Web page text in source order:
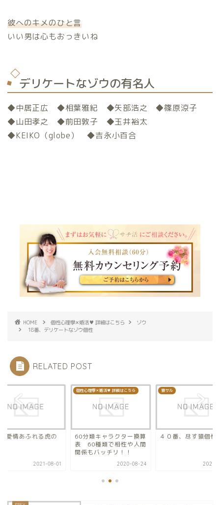
彼へのキメのひと言
いい男は心もおっきいね
デリケートなゾウの有名人
◆中居正広 ◆相葉雅紀 ◆矢部浩之 ◆篠原涼子
◆山田孝之 ◆前田敦子 ◆玉井裕太
◆KEIKO（globe） ◆吉永小百合
HOME 個性心理學✕婚活♥ 詳細はこちら
ゾウ
18番、デリケートなゾウ個性
RELATED POST
愛情あふれる虎の
2021-08-01
個性心理學✕婚活♥ 詳細はこちら
60分類キャラクター換算
表 60種類で相性や人間
関係もバッチリ！！
2020-08-24
猿サル
４０番、尽す猿個性
2021-